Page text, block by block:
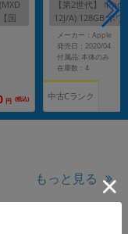
国
円 (税込)
【第2世代】
12J/A) 128GB ホ
フリー】
メーカー：Apple
発売日：2020/04
付属品: 本体のみ
在庫数：4
中古Cランク
もっと見る